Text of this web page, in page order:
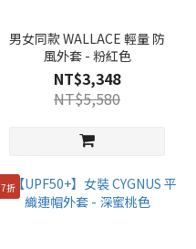
男女同款 WALLACE 輕量 防
風外套 - 粉紅色
NT$3,348
NT$5,580
7折